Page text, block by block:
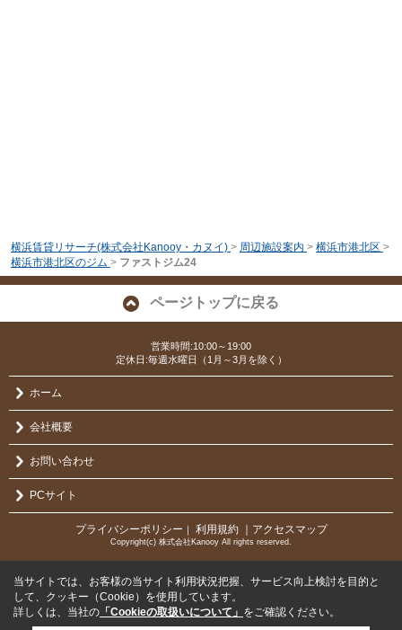
横浜賃貸リサーチ(株式会社Kanooy・カヌイ) > 周辺施設案内 > 横浜市港北区 >
横浜市港北区のジム > ファストジム24
ページトップに戻る
営業時間:10:00～19:00
定休日:毎週水曜日（1月～3月を除く）
ホーム
会社概要
お問い合わせ
PCサイト
プライバシーポリシー ｜ 利用規約 ｜アクセスマップ
Copyright(c) 株式会社Kanooy All rights reserved.
当サイトでは、お客様の当サイト利用状況把握、サービス向上検討を目的と
して、クッキー（Cookie）を使用しています。
詳しくは、当社の 「Cookieの取扱いについて」 をご確認ください。